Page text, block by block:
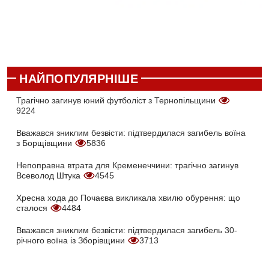
НАЙПОПУЛЯРНІШЕ
Трагічно загинув юний футболіст з Тернопільщини
9224
Вважався зниклим безвісти: підтвердилася загибель воїна
з Борщівщини
5836
Непоправна втрата для Кременеччини: трагічно загинув
Всеволод Штука
4545
Хресна хода до Почаєва викликала хвилю обурення: що
сталося
4484
Вважався зниклим безвісти: підтвердилася загибель 30-
річного воїна із Зборівщини
3713